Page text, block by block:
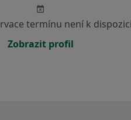
termínu není k dispozici
Zobrazit profil